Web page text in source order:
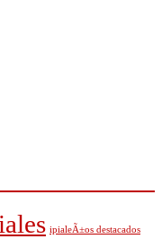
ipialeÃ±os destacados